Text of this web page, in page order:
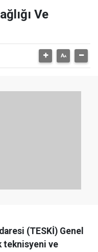
Ve
(TESKİ) Genel
teknisyeni ve